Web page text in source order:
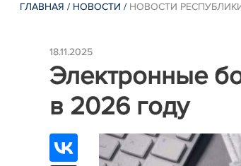
ГЛАВНАЯ / НОВОСТИ / НОВОСТИ
18.11.2025
Электронные
в 2026 году